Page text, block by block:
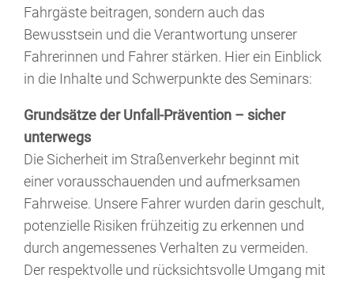
Fahrgäste beitragen, sondern auch das
Bewusstsein und die Verantwortung unserer
Fahrerinnen und Fahrer stärken. Hier ein Einblick
in die Inhalte und Schwerpunkte des Seminars:
Grundsätze der Unfall-Prävention – sicher
unterwegs
Die Sicherheit im Straßenverkehr beginnt mit
einer vorausschauenden und aufmerksamen
Fahrweise. Unsere Fahrer wurden darin geschult,
potenzielle Risiken frühzeitig zu erkennen und
durch angemessenes Verhalten zu vermeiden.
Der respektvolle und rücksichtsvolle Umgang mit